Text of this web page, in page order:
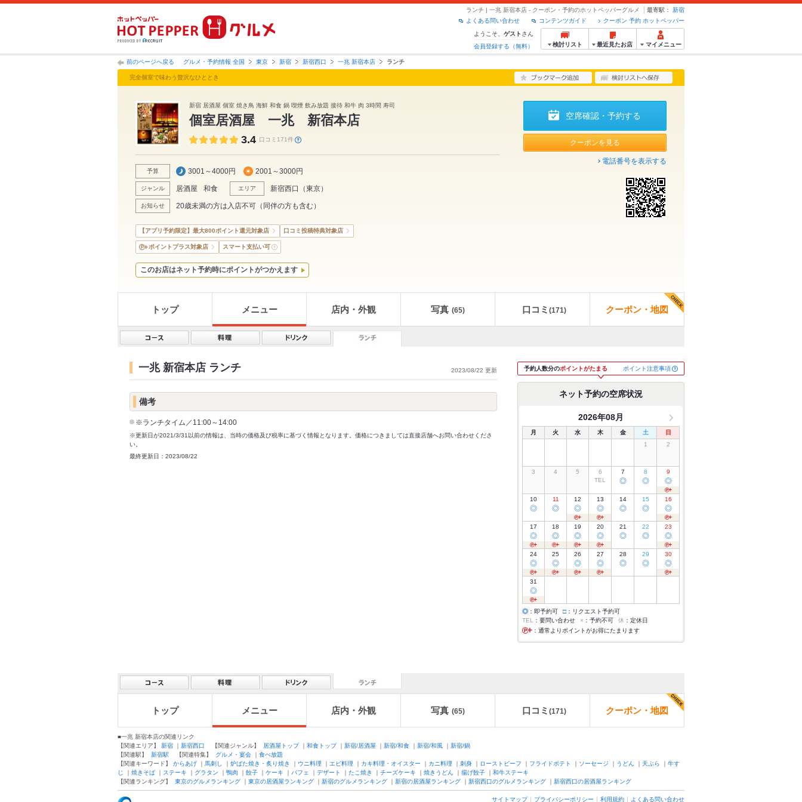
ランチ | 一兆 新宿本店 - クーポン・予約のホットペッパーグルメ 最寄駅：
新宿
クーポン 予約 ホットペッパー
コンテンツガイド
よくある問い合わせ
ようこそ、 ゲスト さん
会員登録する（無料）
検討リスト 最近見たお店 マイメニュー
前のページへ戻る グルメ・予約情報 全国 東京 新宿 新宿西口 一兆 新宿本店 ランチ
完全個室で味わう贅沢なひととき
新宿 居酒屋 個室 焼き鳥 海鮮 和食 鍋 喫煙 飲み放題 接待 和牛 肉 3時間 寿司
個室居酒屋 一兆 新宿本店
3.4 口コミ171件
予算 3001～4000円 2001～3000円
ジャンル 居酒屋 和食 エリア 新宿西口 （東京）
お知らせ 20歳未満の方は入店不可（同伴の方も含む）
空席確認・予約する
クーポンを見る
電話番号を表示する
【アプリ予約限定】最大800ポイント還元対象店 口コミ投稿特典対象店
ポイントプラス対象店 スマート支払い可
このお店はネット予約時にポイントがつかえます
トップ メニュー 店内・外観 写真 (65) 口コミ (171) クーポン・地図
一兆 新宿本店 ランチ 2023/08/22 更新
備考
※ランチタイム／11:00～14:00
※更新日が2021/3/31以前の情報は、当時の価格及び税率に基づく情報となります。価格につきましては直接店舗へお問い合わせくださ
い。
最終更新日：2023/08/22
予約人数分のポイントがたまる ポイント注意事項
ネット予約の空席状況
2026年08月
月 火 水 木 金 土
日
1
2
3 4 5
6
TEL
7
◎
8
◎
9
◎
10
◎
11
◎
12
◎
13
◎
14
◎
15
◎
16
◎
17
◎
18
◎
19
◎
20
◎
21
◎
22
◎
23
◎
24
◎
25
◎
26
◎
27
◎
28
◎
29
◎
30
◎
31
◎
◎ ：即予約可 □ ：リクエスト予約可
TEL
：要問い合わせ × ：予約不可 休 ：定休日
：通常よりポイントがお得にたまります
トップ メニュー 店内・外観 写真 (65) 口コミ (171) クーポン・地図
■一兆 新宿本店の関連リンク
【関連エリア】 新宿 ｜ 新宿西口 【関連ジャンル】 居酒屋トップ｜ 和食トップ｜ 新宿/居酒屋 ｜ 新宿/和食 ｜ 新宿/和風 ｜ 新宿/鍋
【関連駅】 新宿駅 【関連特集】 グルメ・宴会 ｜ 食べ放題
【関連キーワード】 からあげ ｜ 馬刺し ｜ 炉ばた焼き・炙り焼き ｜ ウニ料理 ｜ エビ料理 ｜ カキ料理・オイスター ｜ カニ料理 ｜ 刺身 ｜ ローストビーフ ｜ フライドポテト ｜ ソーセージ ｜ うどん ｜ 天ぷら ｜ 牛す
じ
｜ 焼きそば ｜ ステーキ ｜ グラタン ｜ 鴨肉 ｜ 餃子 ｜ ケーキ ｜ パフェ ｜ デザート ｜ たこ焼き ｜ チーズケーキ ｜ 焼きうどん ｜ 揚げ餃子 ｜ 和牛ステーキ
【関連ランキング】 東京のグルメランキング ｜ 東京の居酒屋ランキング ｜ 新宿のグルメランキング ｜ 新宿の居酒屋ランキング ｜ 新宿西口のグルメランキング ｜ 新宿西口の居酒屋ランキング
サイトマップ プライバシーポリシー 利用規約 よくある問い合わせ